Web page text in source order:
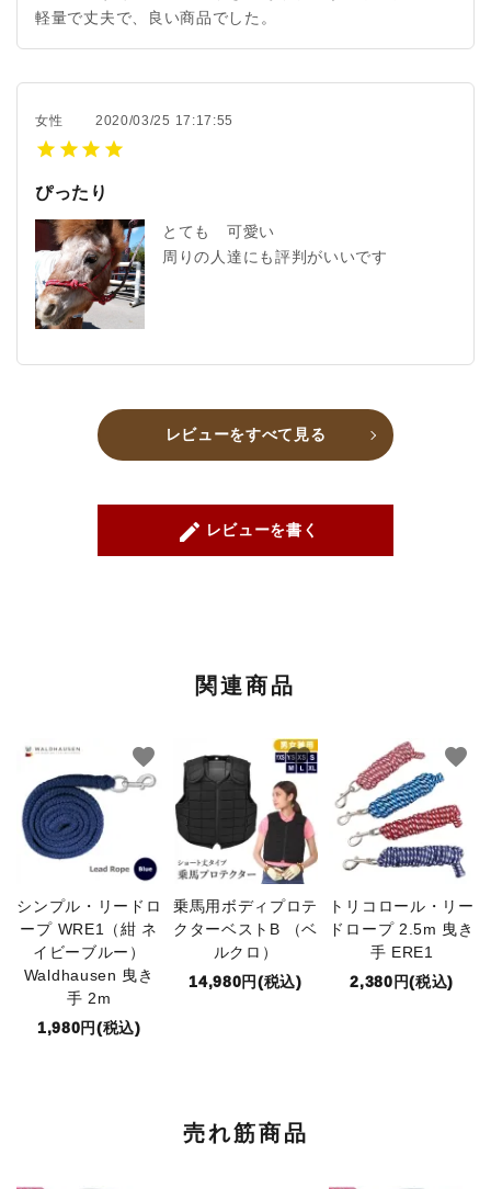
軽量で丈夫で、良い商品でした。
女性 2020/03/25 17:17:55
ぴったり
とても 可愛い
周りの人達にも評判がいいです
レビューをすべて見る
create レビューを書く
関連商品
シンプル・リードロ
ープ WRE1（紺 ネ
イビーブルー）
Waldhausen 曳き
手 2m
1,980円(税込)
favorite
乗馬用ボディプロテ
クターベストB （ベ
ルクロ）
14,980円(税込)
favorite
トリコロール・リー
ドロープ 2.5m 曳き
手 ERE1
2,380円(税込)
favorite
売れ筋商品